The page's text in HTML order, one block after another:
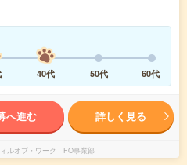
40代 50代 60代
へ進む 詳しく見る
ルオブ・ワーク FO事業部